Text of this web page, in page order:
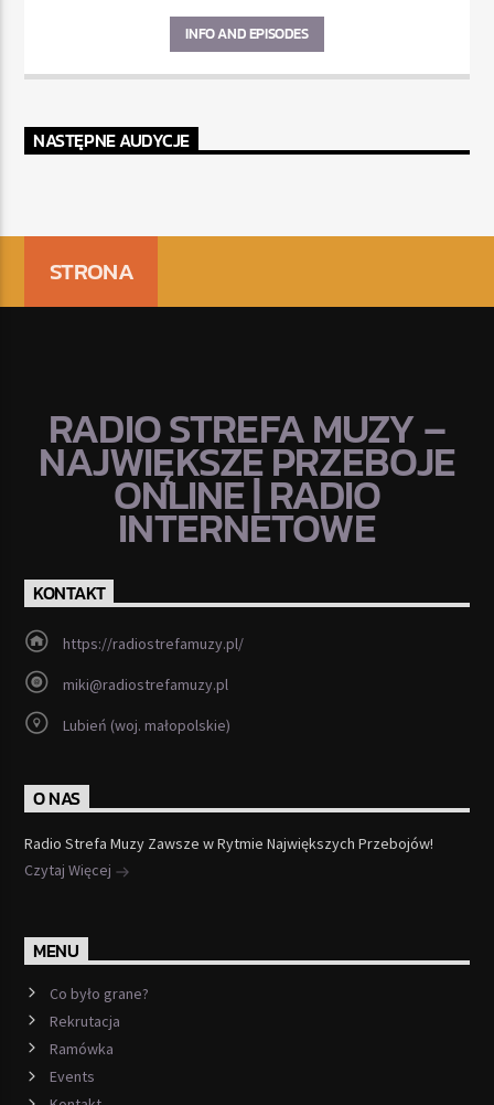
INFO AND EPISODES
NASTĘPNE AUDYCJE
STRONA
RADIO STREFA MUZY –
NAJWIĘKSZE PRZEBOJE
ONLINE | RADIO
INTERNETOWE
KONTAKT
https://radiostrefamuzy.pl/
miki@radiostrefamuzy.pl
Lubień (woj. małopolskie)
O NAS
Radio Strefa Muzy Zawsze w Rytmie Największych Przebojów!
Czytaj Więcej
MENU
Co było grane?
Rekrutacja
Ramówka
Events